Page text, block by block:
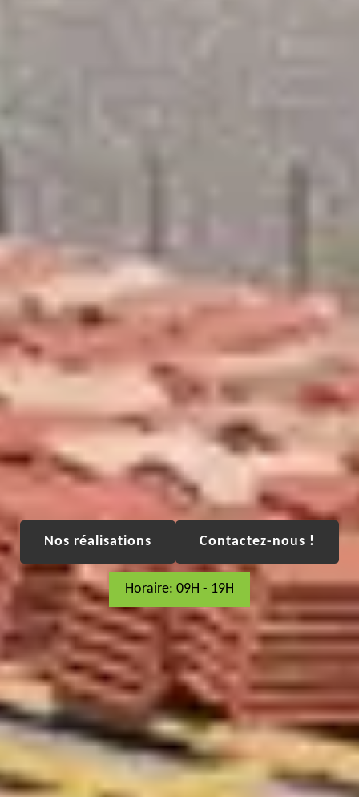
Nos réalisations Contactez-nous !
Horaire: 09H - 19H